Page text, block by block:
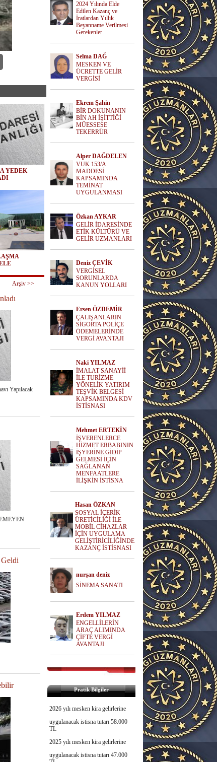
SAHTE BELGE DÜZENLEYENE FATURA LİMİTİ
YEDEK
Arşiv >>
Yapılacak
2024 Yılında Elde
Edilen Kazanç ve
İratlardan Yıllık
Beyanname Verilmesi
Gerekenler
Selma DAĞ
MESKEN VE
ÜCRETTE GELİR
VERGİSİ
Ekrem Şahin
BİR DOKUNANIN
BİN AH İŞİTTİĞİ
MÜESSESE
TEKERRÜR
Alper DAĞDELEN
VUK 153/A
MADDESİ
KAPSAMINDA
TEMİNAT
UYGULANMASI
Özkan AYKAR
GELİR İDARESİNDE
ETİK KÜLTÜRÜ VE
GELİR UZMANLARI
Deniz ÇEVİK
VERGİSEL
SORUNLARDA
KANUN YOLLARI
Ersen ÖZDEMİR
ÇALIŞANLARIN
SİGORTA POLİÇE
ÖDEMELERİNDE
VERGİ AVANTAJI
Naki YILMAZ
İMALAT SANAYİİ
İLE TURİZME
YÖNELİK YATIRIM
TEŞVİK BELGESİ
KAPSAMINDA KDV
İSTİSNASI
Mehmet ERTEKİN
İŞVERENLERCE
HİZMET ERBABININ
İŞYERİNE GİDİP
GELMESİ İÇİN
SAĞLANAN
MENFAATLERE
İLİŞKİN İSTİSNA
Hasan ÖZKAN
SOSYAL İÇERİK
ÜRETİCİLİĞİ İLE
MOBİL CİHAZLAR
İÇİN UYGULAMA
GELİŞTİRİCİLİĞİNDE
KAZANÇ İSTİSNASI
nurşan deniz
SİNEMA SANATI
Erdem YILMAZ
ENGELLİLERİN
ARAÇ ALIMINDA
ÇİFTE VERGİ
AVANTAJI
Pratik Bilgiler
2026 yılı mesken kira gelirlerine
uygulanacak istisna tutarı 58.000
TL
2025 yılı mesken kira gelirlerine
uygulanacak istisna tutarı 47.000